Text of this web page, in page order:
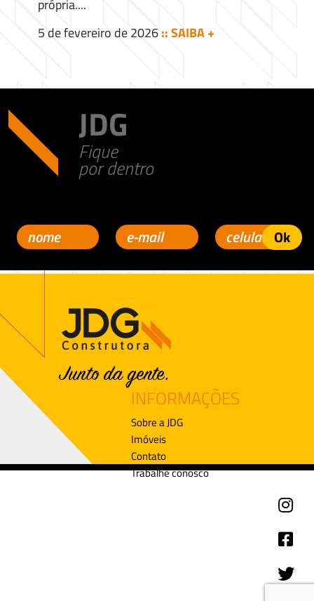
própria....
5 de fevereiro de 2026:: SAIBA +
JDG
Fique
por dentro
INFORMAÇÕES
Sobre a JDG
Imóveis
Contato
Trabalhe conosco